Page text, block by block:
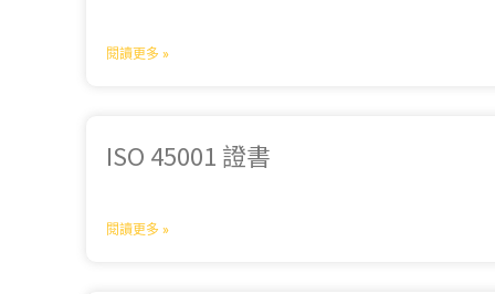
閱讀更多 »
ISO 45001 證書
閱讀更多 »